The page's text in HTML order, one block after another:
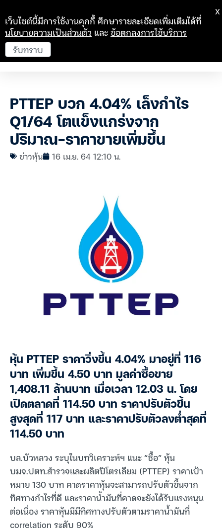
PTTEP บวก 4.04% เล็งกำไร
Q1/64 โตแข็งแกร่งจาก
ปริมาณ-ราคาขายเพิ่มขึ้น
ข่าวหุ้น 16 เม.ย. 64 12:10 น.
หุ้น PTTEP ราคาวิ่งขึ้น 4.04% มาอยู่ที่ 116
บาท เพิ่มขึ้น 4.50 บาท มูลค่าซื้อขาย
1,408.11 ล้านบาท เมื่อเวลา 12.03 น. โดย
เปิดตลาดที่ 114.50 บาท ราคาปรับตัวขึ้น
สูงสุดที่ 117 บาท และราคาปรับตัวลงต่ำสุดที่
114.50 บาท
บล.บัวหลวง ระบุในบทวิเคราะห์ฯ แนะ “ซื้อ” หุ้น
บมจ.ปตท.สำรวจและผลิตปิโตรเลียม (PTTEP) ราคาเป้า
หมาย 130 บาท คาดราคาหุ้นจะสามารถปรับตัวขึ้นจาก
ทิศทางกำไรที่ดี และราคาน้ำมันที่คาดจะยังได้รับแรงหนุน
ต่อเนื่อง ราคาหุ้นมีมีทิศทางปรับตัวตามราคาน้ำมันที่
correlation ระดับ 90%
เว็บไซต์นี้มีการใช้งานคุกกี้ ศึกษารายละเอียดเพิ่มเติมได้ที่
นโยบายความเป็นส่วนตัว และข้อตกลงการใช้บริการ
รับทราบ
X